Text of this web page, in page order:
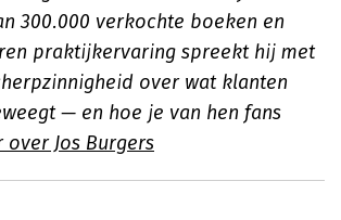
300.000 verkochte boeken en
praktijkervaring spreekt hij met
over wat klanten
— en hoe je van hen fans
over Jos Burgers